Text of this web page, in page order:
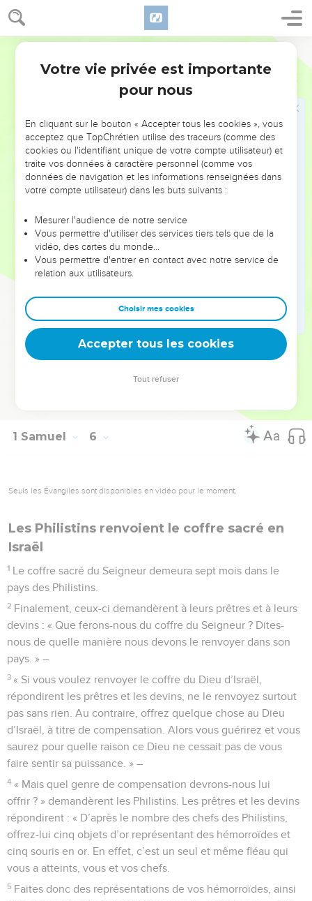
1 Samuel 5
8 Ils convoquèrent chez eux tous les chefs des Philistins et
leur demandèrent : « Que devons-nous faire du coffre sacré
du Dieu d’Israël ? » – « Transportez-le à Gath », répondirent-
ils. On le transporta donc à Gath,
aux habitants de la ville. Il y eut une terrible panique ; tous
hémorroïdes.
Aussitôt, ils firent porter le coffre à Écron ; mais dès qu’il y
arriva, les gens d’Écron poussèrent de grands cris et dirent :
« On a transporté le coffre du Dieu d’Israël chez nous pour
Ils convoquèrent à leur tour les chefs des Philistins et leur
dirent : « Renvoyez le coffre du Dieu d’Israël dans son pays,
sinon nous allons tous mourir. » En effet, une panique
effroyable régnait dans la ville, car le Seigneur y avait aussi
les gens qui ne mouraient pas attrapaient des
hémorroïdes, et leurs cris de détresse montaient jusqu’au
ciel.
© Société biblique française – Bibli’O, 1997, avec autorisation. Pour vous procurer
1 Samuel 6
Seuls les Évangiles sont disponibles en vidéo pour le moment.
Les Philistins renvoient le coffre sacré en
Israël
1 Le coffre sacré du Seigneur demeura sept mois dans le
pays des Philistins.
2 Finalement, ceux-ci demandèrent à leurs prêtres et à leurs
devins : « Que ferons-nous du coffre du Seigneur ? Dites-
nous de quelle manière nous devons le renvoyer dans son
pays. » –
3 « Si vous voulez renvoyer le coffre du Dieu d’Israël,
répondirent les prêtres et les devins, ne le renvoyez surtout
pas sans rien. Au contraire, offrez quelque chose au Dieu
d’Israël, à titre de compensation. Alors vous guérirez et vous
saurez pour quelle raison ce Dieu ne cessait pas de vous
faire sentir sa puissance. » –
4 « Mais quel genre de compensation devrons-nous lui
offrir ? » demandèrent les Philistins. Les prêtres et les devins
répondirent : « D’après le nombre des chefs des Philistins,
offrez-lui cinq objets d’or représentant des hémorroïdes et
cinq souris en or. En effet, c’est un seul et même fléau qui
vous a atteints, vous et vos chefs.
5 Faites donc des représentations de vos hémorroïdes, ainsi
Votre vie privée est importante
pour nous
En cliquant sur le bouton « Accepter tous les cookies », vous
acceptez que TopChrétien utilise des traceurs (comme des
cookies ou l'identifiant unique de votre compte utilisateur) et
traite vos données à caractère personnel (comme vos
données de navigation et les informations renseignées dans
votre compte utilisateur) dans les buts suivants :
Mesurer l'audience de notre service
Vous permettre d'utiliser des services tiers tels que de la
vidéo, des cartes du monde…
Vous permettre d'entrer en contact avec notre service de
relation aux utilisateurs.
Choisir mes cookies
Accepter tous les cookies
Tout refuser